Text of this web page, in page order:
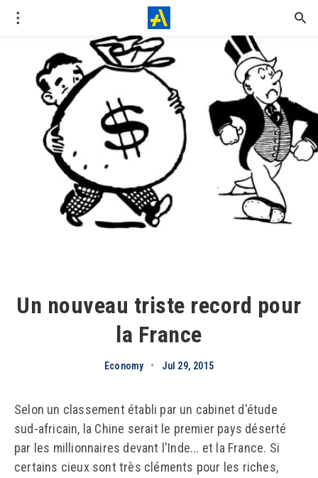
Un nouveau triste record pour
la France
Economy • Jul 29, 2015
Selon un classement établi par un cabinet d'étude
sud-africain, la Chine serait le premier pays déserté
par les millionnaires devant l'Inde... et la France. Si
certains cieux sont très cléments pour les riches,